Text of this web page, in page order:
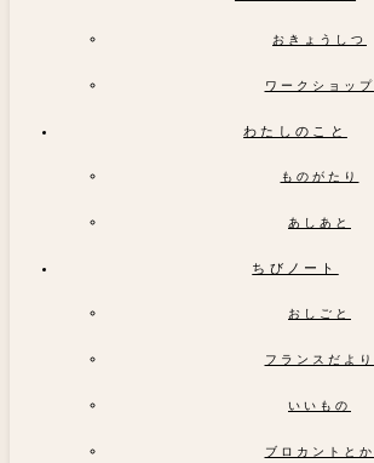
おきょうしつ
ワークショップ
わたしのこと
ものがたり
あしあと
ちびノート
おしごと
フランスだより
いいもの
ブロカントとか